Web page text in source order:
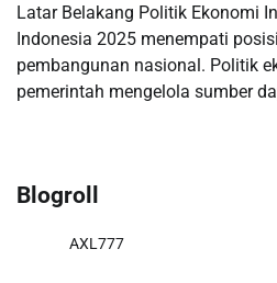
Latar Belakang Politik Ekonomi
Indonesia 2025 menempati
pembangunan nasional. Politik
pemerintah mengelola sumber
Blogroll
AXL777